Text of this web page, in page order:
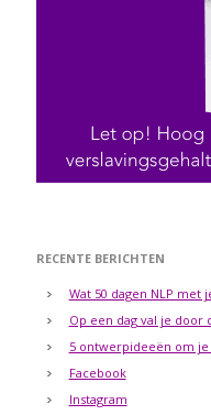
RECENTE BERICHTEN
Wat 50 dagen NLP
Op een dag val je door
5 ontwerpideeën om
Facebook
Instagram